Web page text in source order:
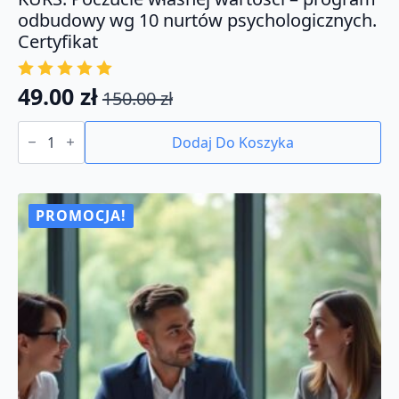
odbudowy wg 10 nurtów psychologicznych.
Certyfikat
150.00zł
Pierwotna
cena
wynosiła:
150.00 zł.
49.00 zł
Aktualna
cena
wynosi:
49.00 zł.
ilość
KURS:
własnej
-
program
odbudowy
wg
10
nurtów
psychologicznych.
Certyfikat
Dodaj Do Koszyka
PROMOCJA!